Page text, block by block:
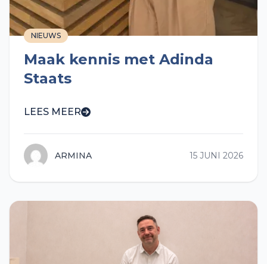
NIEUWS
Maak kennis met Adinda
Staats
LEES MEER
ARMINA 15 JUNI 2026